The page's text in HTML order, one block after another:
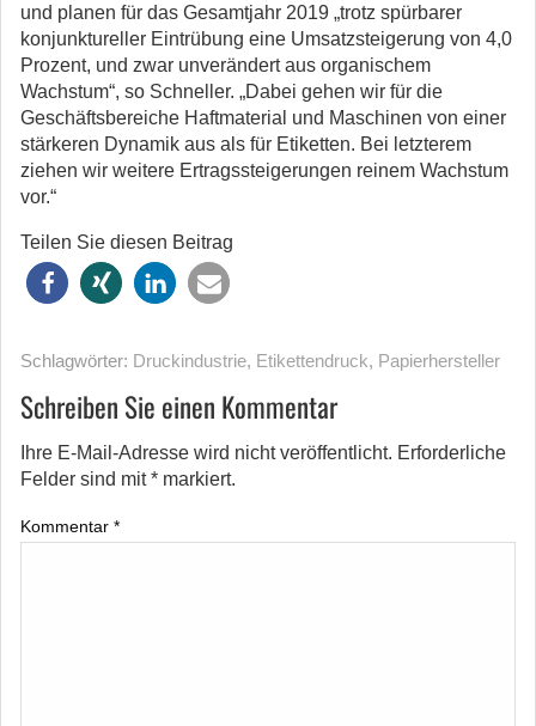
und planen für das Gesamtjahr 2019 „trotz spürbarer
konjunktureller Eintrübung eine Umsatzsteigerung von 4,0
Prozent, und zwar unverändert aus organischem
Wachstum“, so Schneller. „Dabei gehen wir für die
Geschäftsbereiche Haftmaterial und Maschinen von einer
stärkeren Dynamik aus als für Etiketten. Bei letzterem
ziehen wir weitere Ertragssteigerungen reinem Wachstum
vor.“
Teilen Sie diesen Beitrag
Schlagwörter: Druckindustrie, Etikettendruck, Papierhersteller
Schreiben Sie einen Kommentar
Ihre E-Mail-Adresse wird nicht veröffentlicht. Erforderliche
Felder sind mit* markiert.
Kommentar *